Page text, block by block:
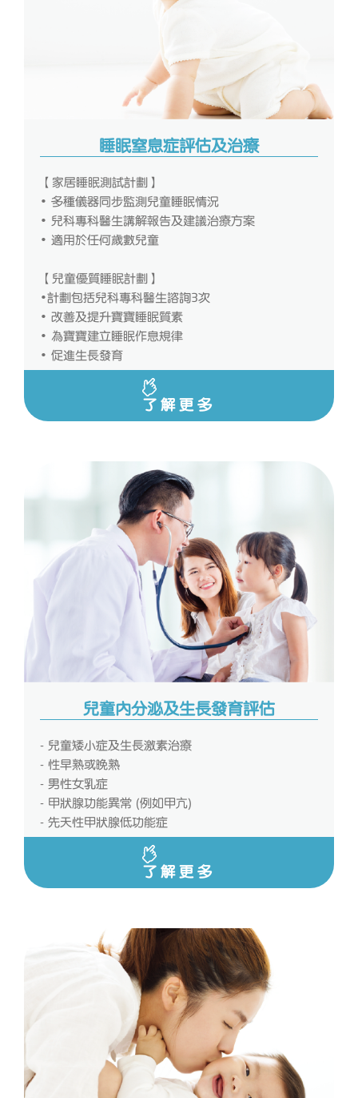
睡眠窒息症評估及治療
【家居睡眠測試計劃】
• 多種儀器同步監測兒童睡眠情況
• 兒科專科醫生講解報告及建議治療方案
• 適用於任何歲數兒童
【兒童優質睡眠計劃】
•計劃包括兒科專科醫生諮詢3次
• 改善及提升寶寶睡眠質素
• 為寶寶建立睡眠作息規律
• 促進生長發育
了解更多
兒童內分泌及生長發育評估
- 兒童矮小症及生長激素治療
- 性早熟或晚熟
- 男性女乳症
- 甲狀腺功能異常 (例如甲亢)
- 先天性甲狀腺低功能症
了解更多